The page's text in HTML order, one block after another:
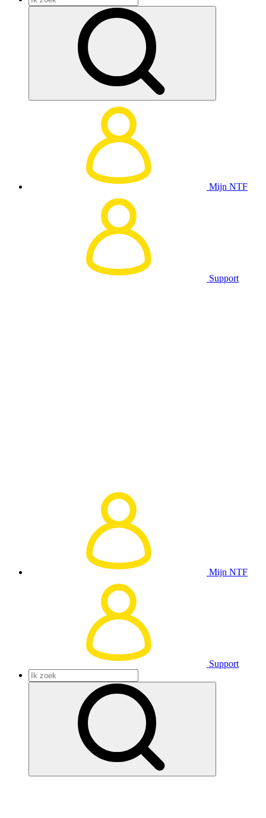
Mijn NTF
Support
Mijn NTF
Support